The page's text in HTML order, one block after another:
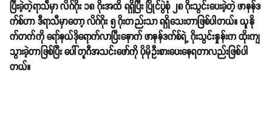
ပြီးခဲ့တဲ့ရာသီမှာ လိဂ်ဂိုး ၁၈ ဂိုးအထိ ရရှိပြီး ပြိုင်ပွဲစုံ ၂၈ ဂိုးသွင်းပေးခဲ့တဲ့ ဖာနန်ဒ
က်စ်ဟာ ဒီရာသီမှာတော့ လိဂ်ဂိုး ၅ ဂိုးတည်းသာ ရရှိသေးတာဖြစ်ပါတယ်။ ယူနို
က်တက်ကို ရော်နယ်ဒိုရောက်လာပြီးနောက် ဖာနန်ဒက်စ်ရဲ့ ဂိုးသွင်းနှုန်းက ထိုးကျ
သွားခဲ့တာဖြစ်ပြီး ပေါ်တူဂီအသင်းဖော်ကို ပိုမိုဦးစားပေးနေရတာလည်းဖြစ်ပါ
တယ်။